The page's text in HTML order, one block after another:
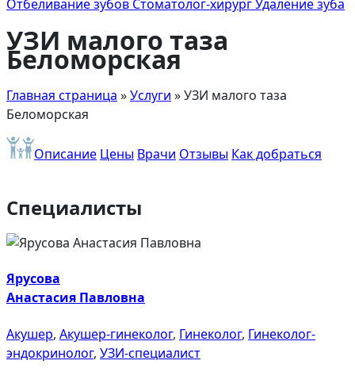
Отбеливание зубов Стоматолог-хирургУдаление зуба
УЗИ малого таза
Беломорская
Главная страница »Услуги »УЗИ малого таза
Беломорская
Описание Цены Врачи Отзывы Как добраться
Специалисты
Ярусова
Анастасия Павловна
Акушер, Акушер-гинеколог, Гинеколог, Гинеколог-
эндокринолог, УЗИ-специалист